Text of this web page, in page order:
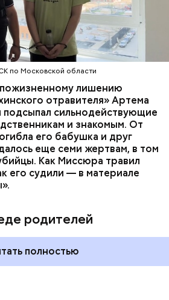
по Московской области
лишению
отравителя» Артема
сильнодействующие
и знакомым. От
его бабушка и друг
еще семи жертвам, в том
Как Миссюра травил
его судили — в материале
родителей
чего анализы
на экспертизу. В них
сильнодействующий
который не мог попасть в
случайно. То же самое вещество
из квартиры пострадавших.
полностью
РОДИТЕЛИ
ЭКСПЕРТИЗЫ